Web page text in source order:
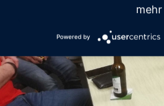
mehr
Powered by